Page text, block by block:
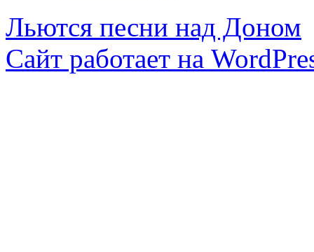
Льются песни над Доном
Сайт работает на